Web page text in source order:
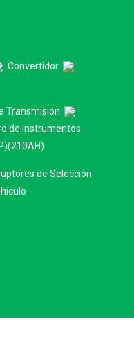
Convertidor
Transmisión
de Instrumentos
de Selección